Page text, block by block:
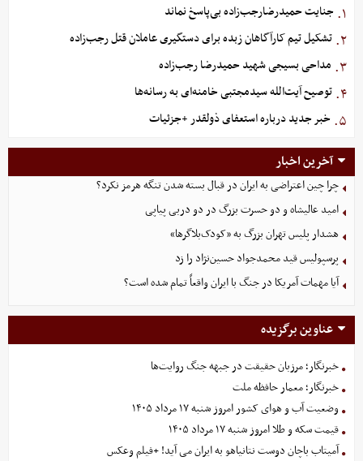
۱. جنایت حمیدرضارجب‌زاده بی‌پاسخ نماند
۲. تشکیل تیم کارآگاهان زبده برای دستگیری عاملان قتل رجب‌زاده
۳. مداحی بسیجی شهید حمیدرضا رجب‌زاده
۴. توصیح آیت‌الله سیدمجتبی خامنه‌ای به رسانه‌ها
۵. خبر جدید درباره استعفای ذولقدر +جزئیات
آخرین اخبار
چرا چین اعتراضی به ایران در قبال بسته شدن تنگه هرمز نکرد؟
امید عالیشاه و دو حسرت بزرگ در دو دربی پیاپی
هشدار پلیس تهران بزرگ به «کودک‌بلاگرها»
پرسپولیس قید محمدجواد حسین‌نژاد را زد
آیا مهمات آمریکا در جنگ با ایران واقعاً تمام شده است؟
عناوین برگزیده
خبرنگار؛ مرزبان حقیقت در جبهه جنگ روایت‌ها
خبرنگار؛ معمار حافظه ملت
وضعیت آب و هوای کشور امروز شنبه ۱۷ مرداد ۱۴۰۵
قیمت سکه و طلا امروز شنبه ۱۷ مرداد ۱۴۰۵
آمیتاب باچان دوست نتانیاهو به ایران می آید! +فیلم وعکس